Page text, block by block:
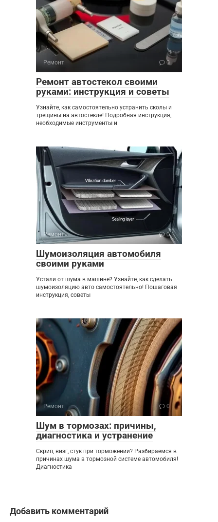
Ремонт 0
Ремонт автостекол своими
руками: инструкция и советы
Узнайте, как самостоятельно устранить сколы и
трещины на автостекле! Подробная инструкция,
необходимые инструменты и
Ремонт 0
Шумоизоляция автомобиля
своими руками
Устали от шума в машине? Узнайте, как сделать
шумоизоляцию авто самостоятельно! Пошаговая
инструкция, советы
Ремонт 0
Шум в тормозах: причины,
диагностика и устранение
Скрип, визг, стук при торможении? Разбираемся в
причинах шума в тормозной системе автомобиля!
Диагностика
Добавить комментарий